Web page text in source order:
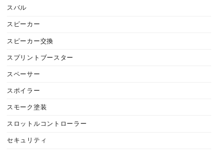
スバル
スピーカー
スピーカー交換
スプリントブースター
スペーサー
スポイラー
スモーク塗装
スロットルコントローラー
セキュリティ